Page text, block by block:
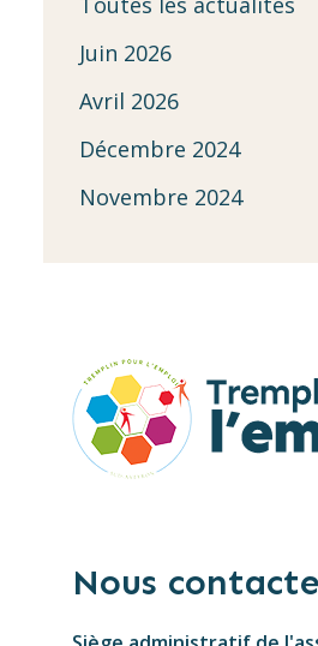
Juin 2026
Avril 2026
Décembre 2024
Novembre 2024
Nous